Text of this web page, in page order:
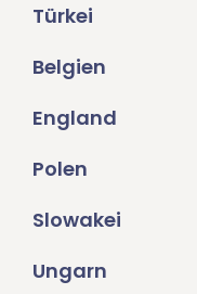
Türkei
Belgien
England
Polen
Slowakei
Ungarn